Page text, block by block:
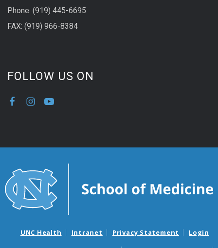
Phone: (919) 445-6695
FAX: (919) 966-8384
FOLLOW US ON
UNC Health Intranet Privacy Statement Login